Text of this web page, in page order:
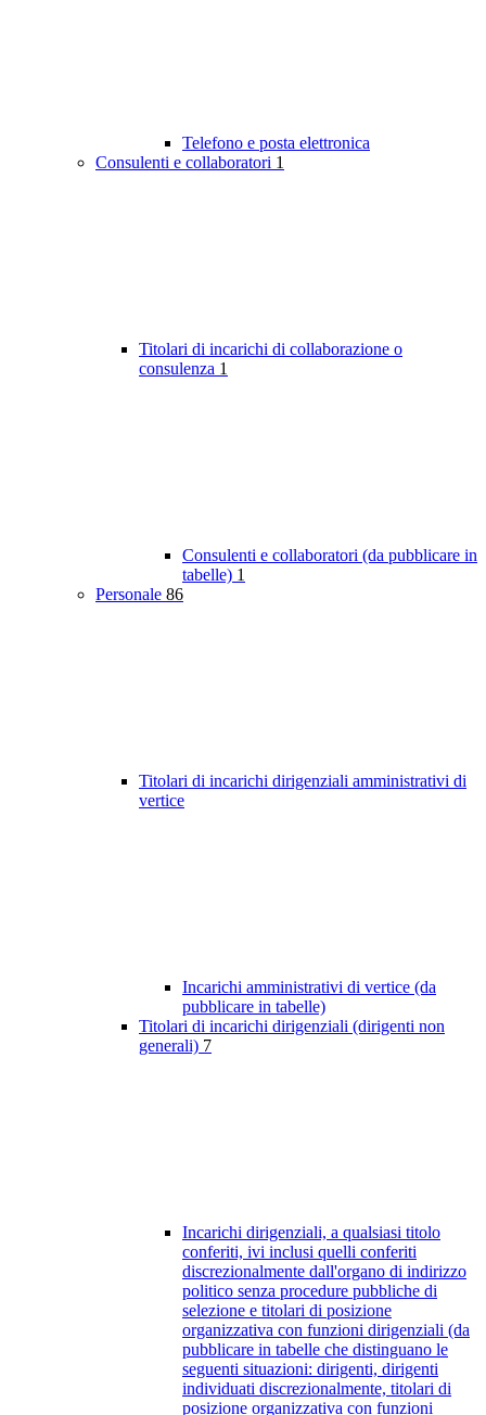
Telefono e posta elettronica
Consulenti e collaboratori 1
Titolari di incarichi di collaborazione o
consulenza 1
Consulenti e collaboratori (da pubblicare in
tabelle) 1
Personale 86
Titolari di incarichi dirigenziali amministrativi di
vertice
Incarichi amministrativi di vertice (da
pubblicare in tabelle)
Titolari di incarichi dirigenziali (dirigenti non
generali) 7
Incarichi dirigenziali, a qualsiasi titolo
conferiti, ivi inclusi quelli conferiti
discrezionalmente dall'organo di indirizzo
politico senza procedure pubbliche di
selezione e titolari di posizione
organizzativa con funzioni dirigenziali (da
pubblicare in tabelle che distinguano le
seguenti situazioni: dirigenti, dirigenti
individuati discrezionalmente, titolari di
posizione organizzativa con funzioni